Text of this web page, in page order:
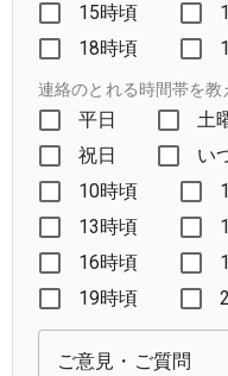
15時頃
18時頃
連絡のとれる時間帯を教
平日 土
祝日
い
10時頃
13時頃
16時頃
19時頃
ご意見・ご質問